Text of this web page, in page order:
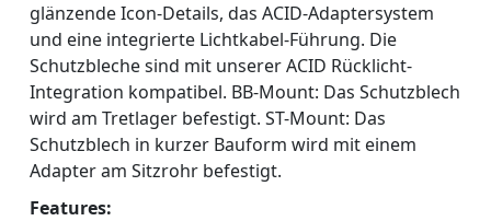
glänzende Icon-Details, das ACID-Adaptersystem
und eine integrierte Lichtkabel-Führung. Die
Schutzbleche sind mit unserer ACID Rücklicht-
Integration kompatibel. BB-Mount: Das Schutzblech
wird am Tretlager befestigt. ST-Mount: Das
Schutzblech in kurzer Bauform wird mit einem
Adapter am Sitzrohr befestigt.
Features: